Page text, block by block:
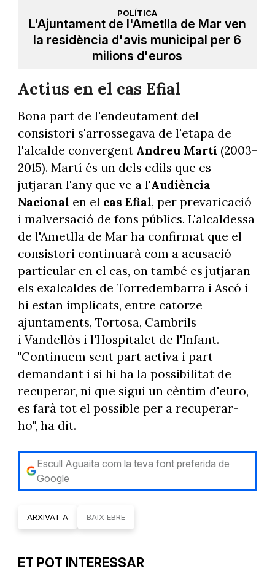
POLÍTICA
L'Ajuntament de l'Ametlla de Mar ven
la residència d'avis municipal per 6
milions d'euros
Actius en el cas Efial
Bona part de l'endeutament del
consistori s'arrossegava de l'etapa de
l'alcalde convergent Andreu Martí (2003-
2015). Martí és un dels edils que es
jutjaran l'any que ve a l'Audiència
Nacional en el cas Efial, per prevaricació
i malversació de fons públics. L'alcaldessa
de l'Ametlla de Mar ha confirmat que el
consistori continuarà com a acusació
particular en el cas, on també es jutjaran
els exalcaldes de Torredembarra i Ascó i
hi estan implicats, entre catorze
ajuntaments, Tortosa, Cambrils
i Vandellòs i l'Hospitalet de l'Infant.
"Continuem sent part activa i part
demandant i si hi ha la possibilitat de
recuperar, ni que sigui un cèntim d'euro,
es farà tot el possible per a recuperar-
ho", ha dit.
Escull Aguaita com la teva font preferida de
Google
ARXIVAT A BAIX EBRE
ET POT INTERESSAR